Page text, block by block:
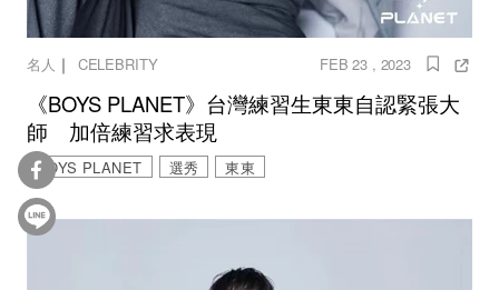
名人 ｜ CELEBRITY FEB 23 , 2023
《BOYS PLANET》台灣練習生東東自認緊張大
師 加倍練習求表現
BOYS PLANET 選秀 東東